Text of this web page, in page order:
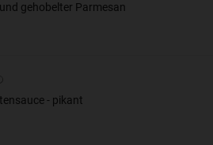
gehobelter Parmesan
- pikant